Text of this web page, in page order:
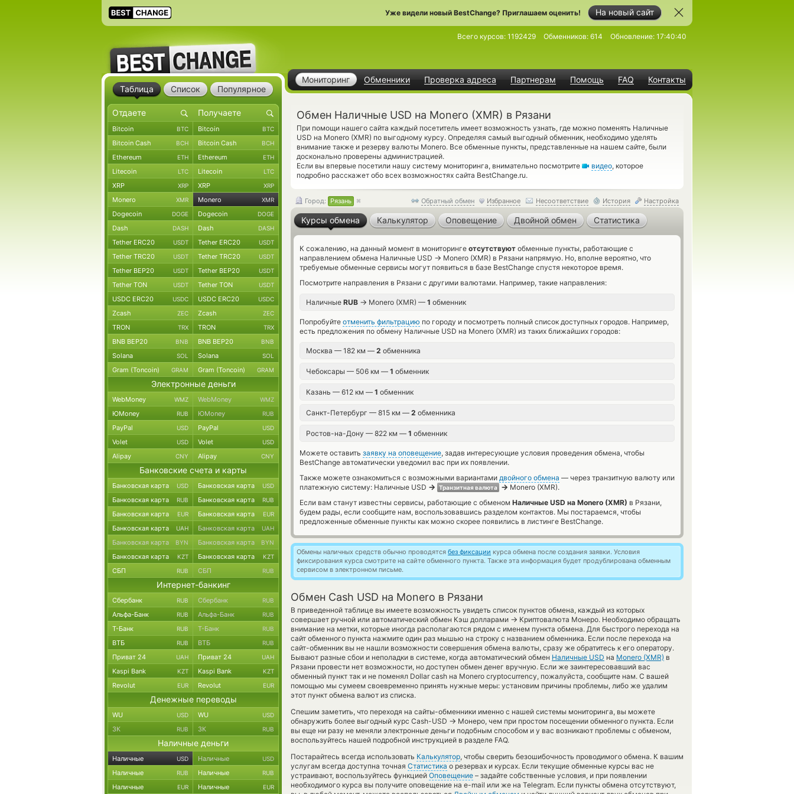
На новый сайт
Уже видели новый BestChange? Приглашаем оценить!
Мониторинг Обменники Проверка адреса Партнерам Помощь FAQ Контакты
Всего курсов: 1192429 Обменников: 614 Обновление: 17:40:40
Обмен Наличные USD на Monero (XMR) в Рязани
При помощи нашего сайта каждый посетитель имеет возможность узнать, где можно поменять Наличные
USD на Monero (XMR) по выгодному курсу. Определяя самый выгодный обменник, необходимо уделять
внимание также и резерву валюты Monero. Все обменные пункты, представленные на нашем сайте, были
досконально проверены администрацией.
Если вы впервые посетили нашу систему мониторинга, внимательно посмотрите
видео, которое
подробно расскажет обо всех возможностях сайта BestChange.ru.
Обратный обмен Избранное Несоответствие История Настройка
Город: Рязань
Курсы обмена Калькулятор Оповещение Двойной обмен Статистика
К сожалению, на данный момент в мониторинге отсутствуют обменные пункты, работающие с
направлением обмена Наличные USD → Monero (XMR) в Рязани напрямую. Но, вполне вероятно, что
требуемые обменные сервисы могут появиться в базе BestChange спустя некоторое время.
Посмотрите направления в Рязани с другими валютами. Например, такие направления:
Наличные RUB → Monero (XMR) — 1 обменник
Попробуйте отменить фильтрацию по городу и посмотреть полный список доступных городов. Например,
есть предложения по обмену Наличные USD на Monero (XMR) из таких ближайших городов:
Москва — 182 км — 2 обменника
Чебоксары — 506 км — 1 обменник
Казань — 612 км — 1 обменник
Санкт-Петербург — 815 км — 2 обменника
Ростов-на-Дону — 822 км — 1 обменник
Можете оставить заявку на оповещение, задав интересующие условия проведения обмена, чтобы
BestChange автоматически уведомил вас при их появлении.
Также можете ознакомиться с возможными вариантами двойного обмена — через транзитную валюту или
платежную систему: Наличные USD → Транзитная валюта → Monero (XMR).
Если вам станут известны сервисы, работающие с обменом Наличные USD на Monero (XMR) в Рязани,
будем рады, если сообщите нам, воспользовавшись разделом контактов. Мы постараемся, чтобы
предложенные обменные пункты как можно скорее появились в листинге BestChange.
Обмены наличных средств обычно проводятся без фиксации курса обмена после создания заявки. Условия
фиксирования курса смотрите на сайте обменного пункта. Также эта информация будет продублирована обменным
сервисом в электронном письме.
Обмен Cash USD на Monero в Рязани
В приведенной таблице вы имеете возможность увидеть список пунктов обмена, каждый из которых
совершает ручной или автоматический обмен Кэш долларами → Криптовалюта Монеро. Необходимо обращать
внимание на метки, которые иногда располагаются рядом с именем пункта обмена. Для быстрого перехода на
сайт обменного пункта нажмите один раз мышью на строку с названием обменника. Если после перехода на
сайт-обменник вы не нашли возможности совершения обмена валюты, сразу же обратитесь к его оператору.
Бывают разные сбои и неполадки в системе, когда автоматический обмен Наличные USD на Monero (XMR) в
Рязани провести нет возможности, но доступен обмен денег вручную. Если же заинтересовавший вас
обменный пункт так и не поменял Dollar cash на Monero cryptocurrency, пожалуйста, сообщите нам. С вашей
помощью мы сумеем своевременно принять нужные меры: установим причины проблемы, либо же удалим
этот пункт обмена валют из списка.
Спешим заметить, что переходя на сайты-обменники именно с нашей системы мониторинга, вы можете
обнаружить более выгодный курс Cash-USD → Монеро, чем при простом посещении обменного пункта. Если
вы еще ни разу не меняли электронные деньги подобным способом и у вас возникают проблемы с обменом,
воспользуйтесь нашей подробной инструкцией в разделе FAQ.
Постарайтесь всегда использовать Калькулятор, чтобы сверить безошибочность проводимого обмена. К вашим
услугам всегда доступна точная Статистика о резервах и курсах. Если текущие обменные курсы вас не
устраивают, воспользуйтесь функцией Оповещение – задайте собственные условия, и при появлении
необходимого курса вы получите оповещение на e-mail или же на Telegram. Если пункты обмена отсутствуют,
Таблица Список Популярное
Bitcoin BTC Bitcoin BTC
Bitcoin Cash BCH Bitcoin Cash BCH
Ethereum ETH Ethereum ETH
Litecoin LTC Litecoin LTC
XRP XRP XRP XRP
Monero XMR Monero XMR
Dogecoin DOGE Dogecoin DOGE
Dash DASH Dash DASH
Tether ERC20 USDT Tether ERC20 USDT
Tether TRC20 USDT Tether TRC20 USDT
Tether BEP20 USDT Tether BEP20 USDT
Tether TON USDT Tether TON USDT
USDC ERC20 USDC USDC ERC20 USDC
Zcash ZEC Zcash ZEC
TRON TRX TRON TRX
BNB BEP20 BNB BNB BEP20 BNB
Solana SOL Solana SOL
Gram (Toncoin) GRAM Gram (Toncoin) GRAM
Электронные деньги
WebMoney WMZ WebMoney WMZ
ЮMoney RUB ЮMoney RUB
PayPal USD PayPal USD
Volet USD Volet USD
Alipay CNY Alipay CNY
Банковские счета и карты
Банковская карта USD Банковская карта USD
Банковская карта RUB Банковская карта RUB
Банковская карта EUR Банковская карта EUR
Банковская карта UAH Банковская карта UAH
Банковская карта BYN Банковская карта BYN
Банковская карта KZT Банковская карта KZT
СБП RUB СБП RUB
Интернет-банкинг
Сбербанк RUB Сбербанк RUB
Альфа-Банк RUB Альфа-Банк RUB
Т-Банк RUB Т-Банк RUB
ВТБ RUB ВТБ RUB
Приват 24 UAH Приват 24 UAH
Kaspi Bank KZT Kaspi Bank KZT
Revolut EUR Revolut EUR
Денежные переводы
WU USD WU USD
ЗК RUB ЗК RUB
Наличные деньги
Наличные USD Наличные USD
Наличные RUB Наличные RUB
Наличные EUR Наличные EUR